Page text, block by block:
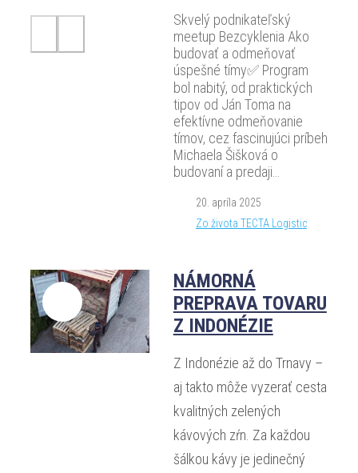
Skvelý podnikateľský
meetup Bezcyklenia Ako
budovať a odmeňovať
úspešné tímy✅️ Program
bol nabitý, od praktických
tipov od Ján Toma na
efektívne odmeňovanie
tímov, cez fascinujúci príbeh
Michaela Šišková o
budovaní a predaji…
20. apríla 2025
Zo života TECTA Logistic
NÁMORNÁ
PREPRAVA TOVARU
Z INDONÉZIE
Z Indonézie až do Trnavy –
aj takto môže vyzerať cesta
kvalitných zelených
kávových zŕn. Za každou
šálkou kávy je jedinečný